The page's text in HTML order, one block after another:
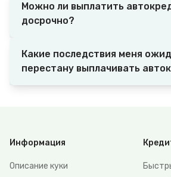
Можно ли выплатить
досрочно?
Какие последствия меня
перестану выплачивать
Информация
Описание куки